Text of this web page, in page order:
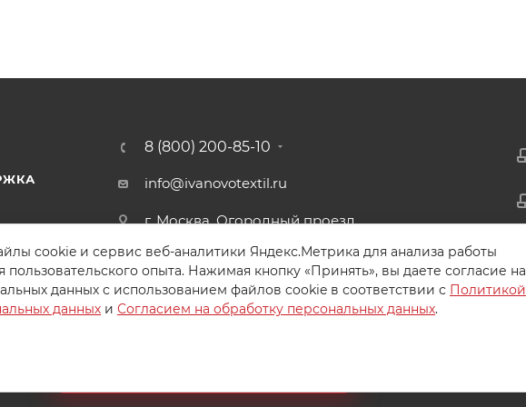
8 (800) 200-85-10
info@ivanovotextil.ru
г. Москва, Огородный проезд,
cookie и сервис веб-аналитики Яндекс.Метрика для анализа работы
пользовательского опыта. Нажимая кнопку «Принять», вы даете согласие на
данных с использованием файлов cookie в соответствии с Политикой
данных и Согласием на обработку персональных данных.